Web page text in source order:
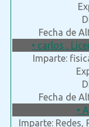
Fecha de
• carlos ,
Imparte:
Fecha de
•
Imparte: Redes,